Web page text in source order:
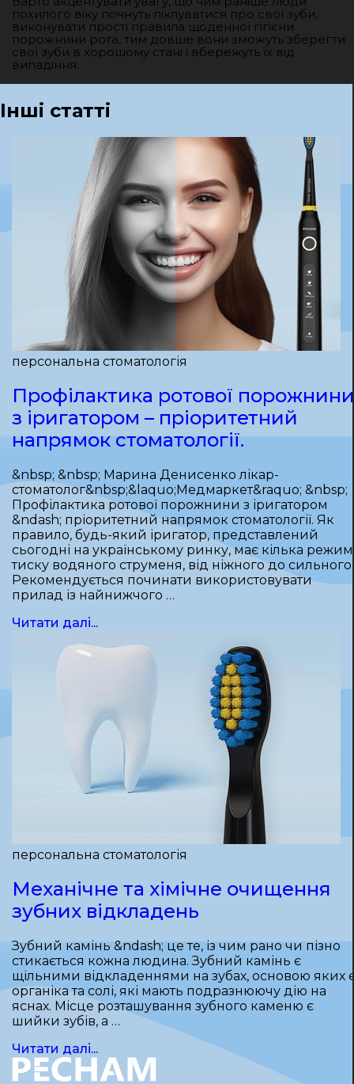
похилого віку почнуть піклуватися про свої зуби,
виконувати прості правила щоденної гігієни
порожнини рота, тим довше вони зможуть зберегти
свої зуби в хорошому стані і вбережуть їх від
випадіння.
Інші статті
персональна стоматологія
Профілактика ротової порожнини
з іригатором – пріоритетний
напрямок стоматології.
&nbsp; &nbsp; Марина Денисенко лікар-
стоматолог&nbsp;&laquo;Медмаркет&raquo; &nbsp;
Профілактика ротової порожнини з іригатором
&ndash; пріоритетний напрямок стоматології. Як
правило, будь-який іригатор, представлений
сьогодні на українському ринку, має кілька
тиску водяного струменя, від ніжного до сильного.
Рекомендується починати використовувати
прилад із найнижчого …
Читати далі...
персональна стоматологія
Механічне та хімічне очищення
зубних відкладень
Зубний камінь &ndash; це те, із чим рано чи пізно
стикається кожна людина. Зубний камінь є
щільними відкладеннями на зубах, основою яких
органіка та солі, які мають подразнюючу дію на
яснах. Місце розташування зубного каменю є
шийки зубів, а …
Читати далі...